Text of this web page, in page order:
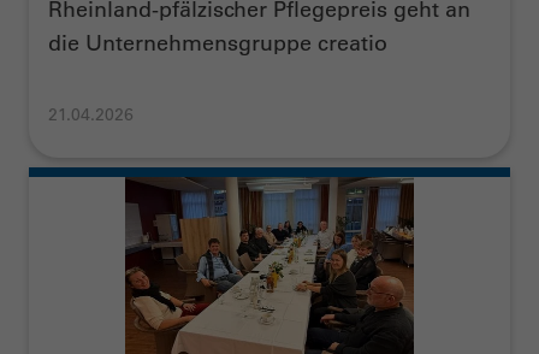
Rheinland-pfälzischer Pflegepreis geht an
die Unternehmensgruppe creatio
21.04.2026